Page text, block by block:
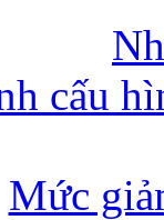
cấu
Mức